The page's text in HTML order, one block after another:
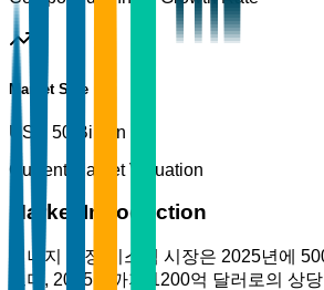
Market Size
USD 50 Billion
Current Market Valuation
Market Introduction
에너지 저장 시스템 시장은 2025년에
으며, 2035년까지 1200억 달러로의 상